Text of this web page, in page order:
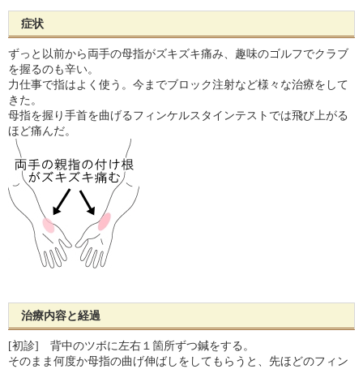
症状
ずっと以前から両手の母指がズキズキ痛み、趣味のゴルフでクラブ
を握るのも辛い。
力仕事で指はよく使う。今までブロック注射など様々な治療をして
きた。
母指を握り手首を曲げるフィンケルスタインテストでは飛び上がる
ほど痛んだ。
治療内容と経過
[初診] 背中のツボに左右１箇所ずつ鍼をする。
そのまま何度か母指の曲げ伸ばしをしてもらうと、先ほどのフィン